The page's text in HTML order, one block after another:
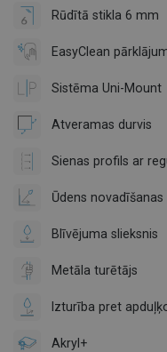
Rūdītā stikla 6 mm
EasyClean
Sistēma Uni-Mount
Atveramas durvis
Sienas profils ar
Ūdens novadīšanas
Blīvējuma slieksnis
Metāla turētājs
Izturība pret
Akryl+